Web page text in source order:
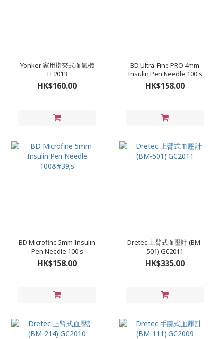
Yonker 家用指夾式血氧機
FE2013
HK$160.00
BD Ultra-Fine PRO 4mm
Insulin Pen Needle 100's
HK$158.00
BD Microfine 5mm Insulin
Pen Needle 100's
HK$158.00
Dretec 上臂式血壓計 (BM-
501) GC2011
HK$335.00